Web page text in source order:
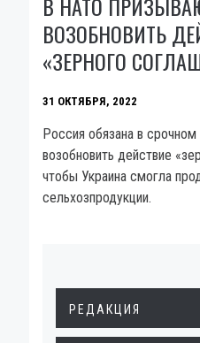
В НАТО
ВОЗОБНОВИТЬ
«ЗЕРНОГО
31 ОКТЯБРЯ, 2022
Россия обязана в
возобновить действие
чтобы Украина смогла
сельхозпродукции.
РЕДАКЦИЯ